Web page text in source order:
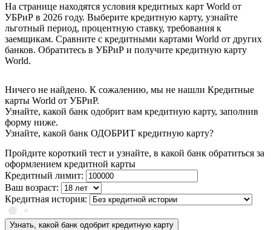
На странице находятся условия кредитных карт World от
УБРиР в 2026 году. Выберите кредитную карту, узнайте
льготный период, процентную ставку, требования к
заемщикам. Сравните с кредитными картами World от других
банков. Обратитесь в УБРиР и получите кредитную карту
World.
Ничего не найдено. К сожалению, мы не нашли Кредитные
карты World от УБРиР.
Узнайте, какой банк одобрит вам кредитную карту, заполнив
форму ниже.
Узнайте, какой банк ОДОБРИТ кредитную карту?
Пройдите короткий тест и узнайте, в какой банк обратиться за
оформлением кредитной карты
Кредитный лимит:
Ваш возраст:
Кредитная история:
Узнать, какой банк одобрит кредитную карту